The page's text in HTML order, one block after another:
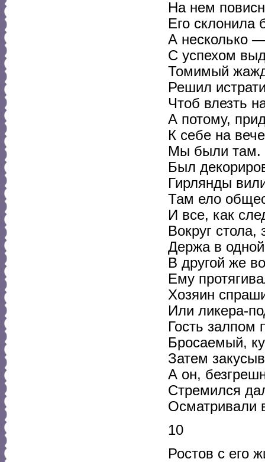
На нем
Его склонила
А несколько
С успехом
Томимый
Решил
Чтоб влезть
А потому,
К себе на
Мы были там.
Был
Гирлянды
Там ело
И все, как
Вокруг стола,
Держа в
В другой же
Ему
Хозяин
Или ликера-
Гость залпом
Бросаемый,
Затем
А он,
Стремился
Осматривали
10
Ростов с его